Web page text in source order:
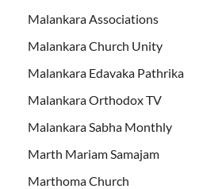
Malankara Associations
Malankara Church Unity
Malankara Edavaka Pathrika
Malankara Orthodox TV
Malankara Sabha Monthly
Marth Mariam Samajam
Marthoma Church